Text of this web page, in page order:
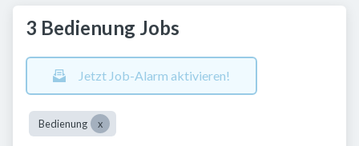
3 Bedienung Jobs
Jetzt Job-Alarm aktivieren!
Bedienung